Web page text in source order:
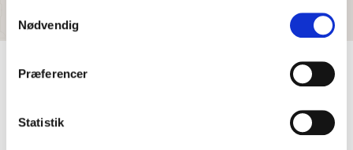
Nødvendig
Præferencer
Statistik
Du kan få mange typer med